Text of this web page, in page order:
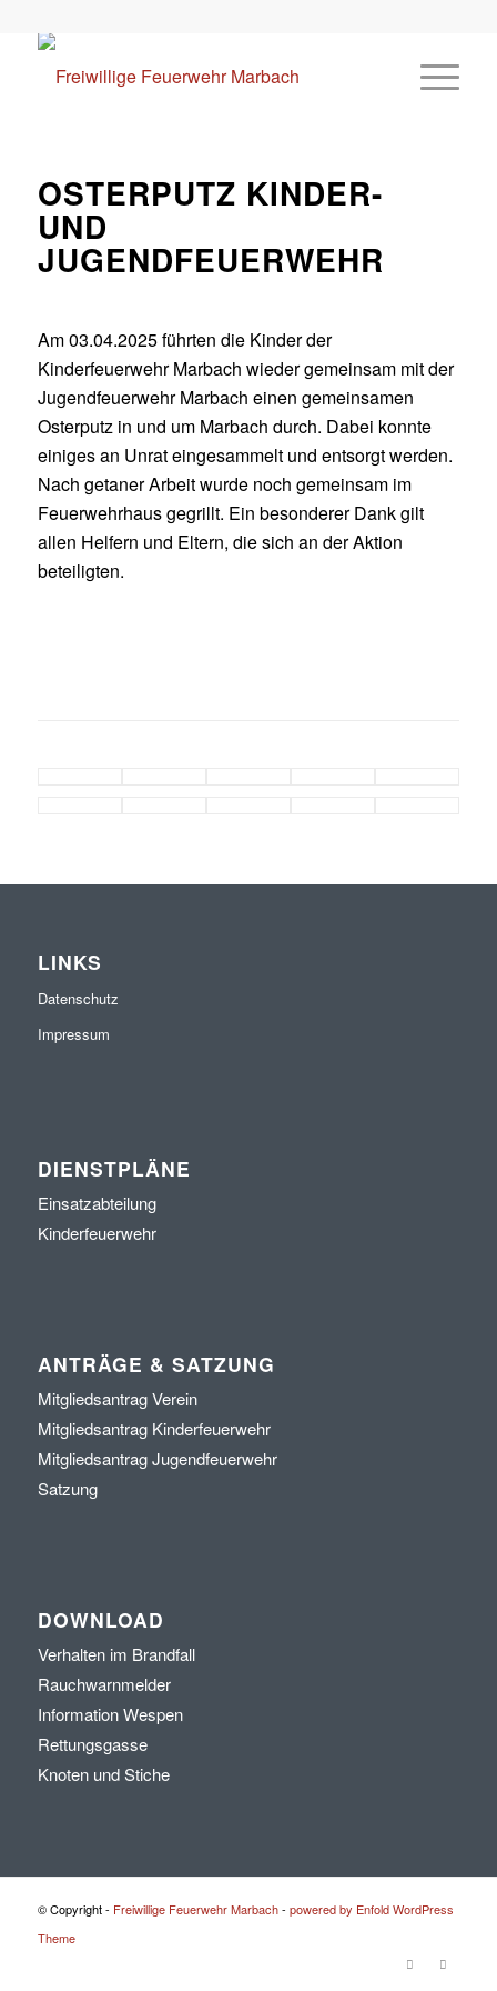
OSTERPUTZ KINDER-
UND
JUGENDFEUERWEHR
Am 03.04.2025 führten die Kinder der
Kinderfeuerwehr Marbach wieder gemeinsam mit der
Jugendfeuerwehr Marbach einen gemeinsamen
Osterputz in und um Marbach durch. Dabei konnte
einiges an Unrat eingesammelt und entsorgt werden.
Nach getaner Arbeit wurde noch gemeinsam im
Feuerwehrhaus gegrillt. Ein besonderer Dank gilt
allen Helfern und Eltern, die sich an der Aktion
beteiligten.
LINKS
Datenschutz
Impressum
DIENSTPLÄNE
Einsatzabteilung
Kinderfeuerwehr
ANTRÄGE & SATZUNG
Mitgliedsantrag Verein
Mitgliedsantrag Kinderfeuerwehr
Mitgliedsantrag Jugendfeuerwehr
Satzung
DOWNLOAD
Verhalten im Brandfall
Rauchwarnmelder
Information Wespen
Rettungsgasse
Knoten und Stiche
© Copyright - Freiwillige Feuerwehr Marbach- powered by Enfold WordPress
Theme